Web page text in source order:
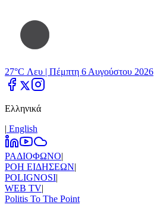
27°C Λευ | Πέμπτη 6 Αυγούστου 2026
Ελληνικά
| Εnglish
ΡΑΔΙΟΦΩΝΟ|
ΡΟΗ ΕΙΔΗΣΕΩΝ|
POLIGNOSI|
WEB TV|
Politis To The Point